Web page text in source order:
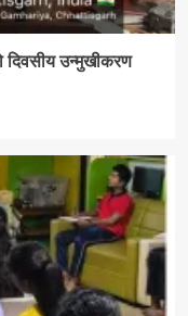
दिवसीय उन्मुखीकरण